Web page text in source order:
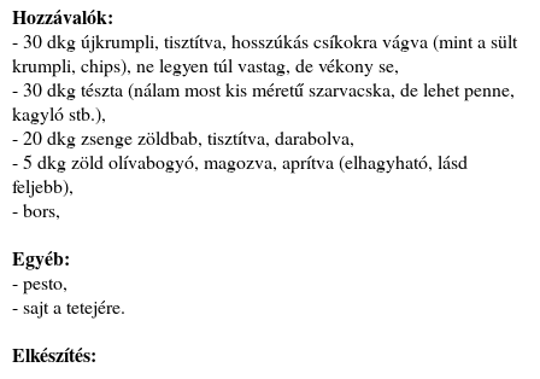
Hozzávalók:
- 30 dkg újkrumpli, tisztítva, hosszúkás csíkokra vágva (mint a sült
krumpli, chips), ne legyen túl vastag, de vékony se,
- 30 dkg tészta (nálam most kis méretű szarvacska, de lehet penne,
kagyló stb.),
- 20 dkg zsenge zöldbab, tisztítva, darabolva,
- 5 dkg zöld olívabogyó, magozva, aprítva (elhagyható, lásd
feljebb),
- bors,
Egyéb:
- pesto,
- sajt a tetejére.
Elkészítés: